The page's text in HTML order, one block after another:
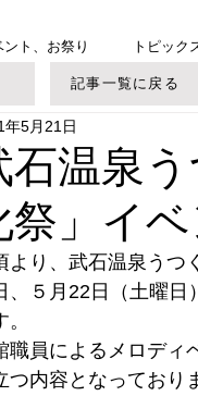
ント、お祭り トピック
御柱大祭
石温泉
祭」イ
年5月21日
より、武石温泉うつ
、５月22日（土曜日
職員によるメロディ
つ内容となっており
記事一覧に戻る